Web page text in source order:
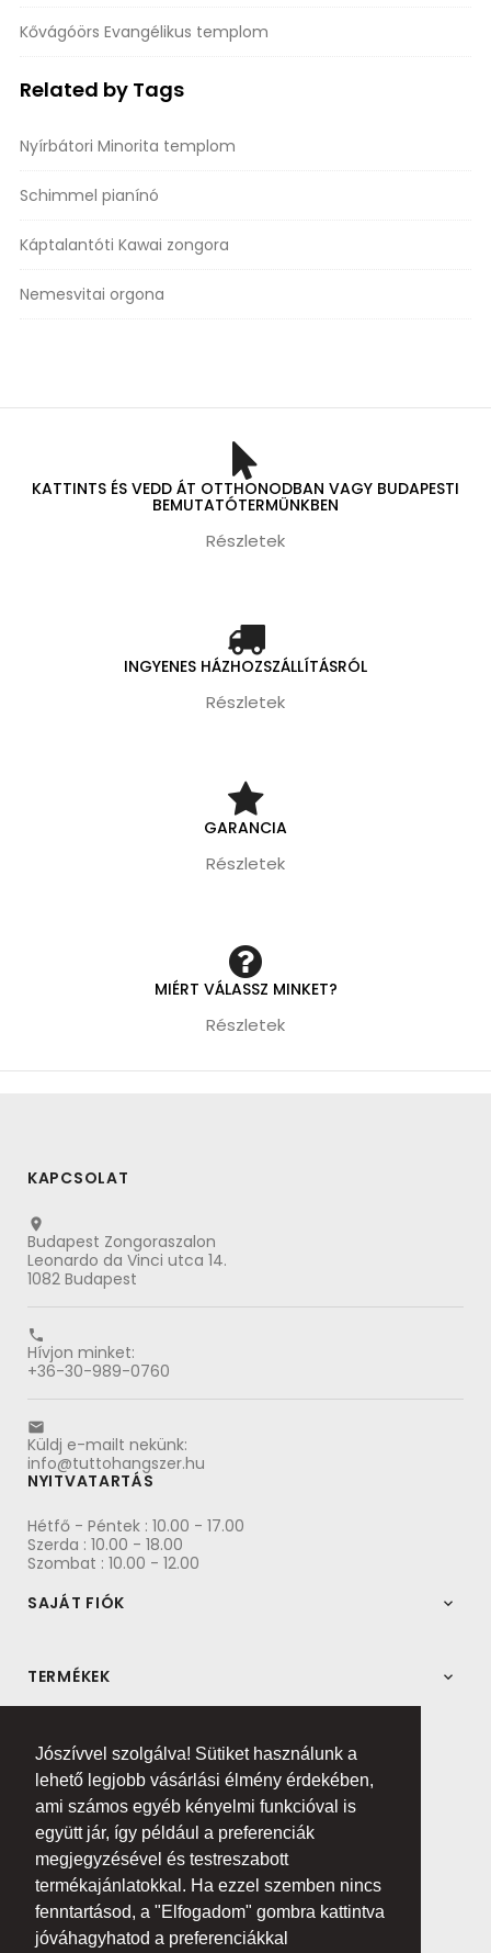
Jószívvel szolgálva! Sütiket használunk a
lehető legjobb vásárlási élmény érdekében,
ami számos egyéb kényelmi funkcióval is
együtt jár, így például a preferenciák
megjegyzésével és testreszabott
termékajánlatokkal. Ha ezzel szemben nincs
fenntartásod, a "Elfogadom" gombra kattintva
jóváhagyhatod a preferenciákkal
Kővágóörs Evangélikus templom
Related by Tags
Nyírbátori Minorita templom
Schimmel pianínó
Káptalantóti Kawai zongora
Nemesvitai orgona
KATTINTS ÉS VEDD ÁT OTTHONODBAN VAGY BUDAPESTI
BEMUTATÓTERMÜNKBEN
Részletek
INGYENES HÁZHOZSZÁLLÍTÁSRÓL
Részletek
GARANCIA
Részletek
MIÉRT VÁLASSZ MINKET?
Részletek
KAPCSOLAT

Budapest Zongoraszalon
Leonardo da Vinci utca 14.
1082 Budapest

Hívjon minket:
+36-30-989-0760

Küldj e-mailt nekünk:
info@tuttohangszer.hu
NYITVATARTÁS
Hétfő - Péntek : 10.00 - 17.00
Szerda : 10.00 - 18.00
Szombat : 10.00 - 12.00
SAJÁT FIÓK

TERMÉKEK 
COFIDIS EXPRESSZ ONLINE ÁRUHITEL